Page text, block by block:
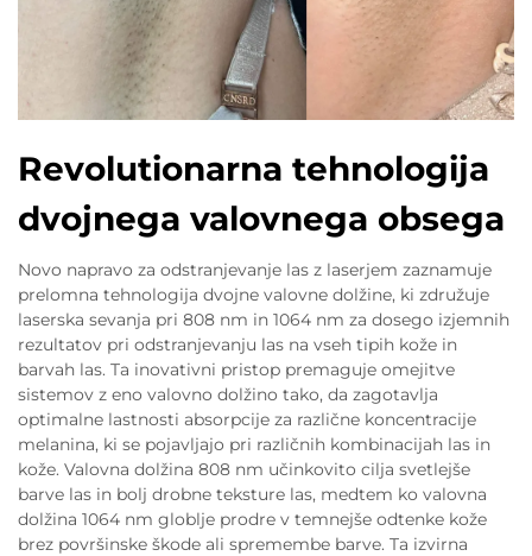
Revolutionarna tehnologija
dvojnega valovnega obsega
Novo napravo za odstranjevanje las z laserjem zaznamuje
prelomna tehnologija dvojne valovne dolžine, ki združuje
laserska sevanja pri 808 nm in 1064 nm za dosego izjemnih
rezultatov pri odstranjevanju las na vseh tipih kože in
barvah las. Ta inovativni pristop premaguje omejitve
sistemov z eno valovno dolžino tako, da zagotavlja
optimalne lastnosti absorpcije za različne koncentracije
melanina, ki se pojavljajo pri različnih kombinacijah las in
kože. Valovna dolžina 808 nm učinkovito cilja svetlejše
barve las in bolj drobne teksture las, medtem ko valovna
dolžina 1064 nm globlje prodre v temnejše odtenke kože
brez površinske škode ali spremembe barve. Ta izvirna